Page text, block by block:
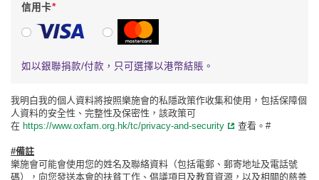
信用卡*
如以銀聯捐款/付款，只可選擇以港幣結賬。
我明白我的個人資料將按照樂施會的私隱政策作收集和使用，包括保障個
人資料的安全性、完整性及保密性，該政策可
在 https://www.oxfam.org.hk/tc/privacy-and-security 查看。#
#備註
樂施會可能會使用您的姓名及聯絡資料（包括電郵、郵寄地址及電話號
碼），向您發送本會的扶貧工作、倡議項目及教育資源，以及相關的慈善